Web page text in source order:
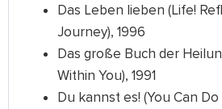
Das Leben lieben (Life!
Journey), 1996
Das große Buch der
Within You), 1991
Du kannst es! (You Can